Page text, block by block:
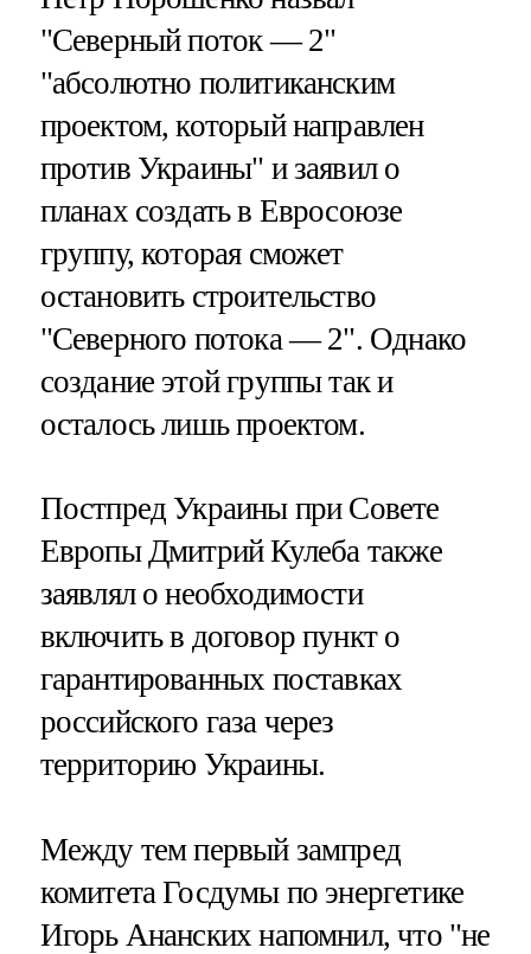
"Северный поток — 2"
"абсолютно политиканским
проектом, который направлен
против Украины" и заявил о
планах создать в Евросоюзе
группу, которая сможет
остановить строительство
"Северного потока — 2". Однако
создание этой группы так и
осталось лишь проектом.
Постпред Украины при Совете
Европы Дмитрий Кулеба также
заявлял о необходимости
включить в договор пункт о
гарантированных поставках
российского газа через
территорию Украины.
Между тем первый зампред
комитета Госдумы по энергетике
Игорь Ананских напомнил, что "не